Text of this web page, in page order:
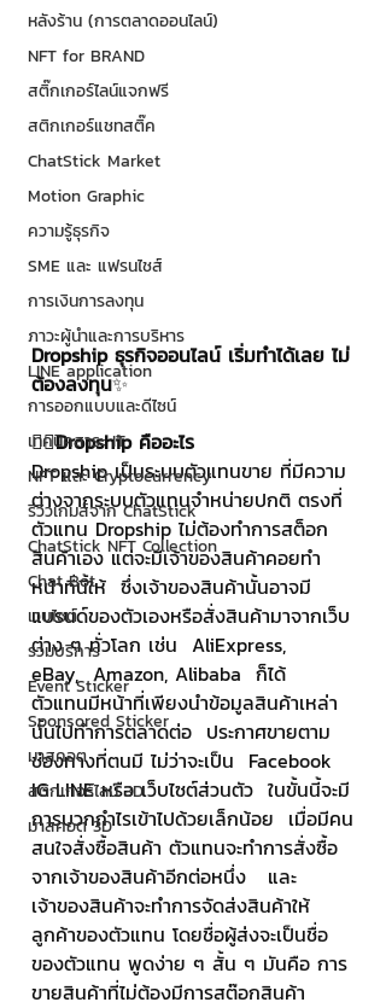
หลังร้าน (การตลาดออนไลน์)
NFT for BRAND
สติ๊กเกอร์ไลน์แจกฟรี
สติกเกอร์แชทสติ๊ค
ChatStick Market
Motion Graphic
ความรู้ธุรกิจ
SME และ แฟรนไชส์
การเงินการลงทุน
ภาวะผู้นำและการบริหาร
LINE application
การออกแบบและดีไซน์
เทคนิคสาระ IT
NFT และ Cryptocurrency
รีวิวเกมส์จาก ChatStick
ChatStick NFT Collection
Chat Bot
เวบไซต์
รวมบริการ
Event Sticker
Sponsored Sticker
มาสคอต
สติกเกอร์ไลน์ 3D
มาสคอต 3D
Dropship ธุรกิจออนไลน์ เริ่มทำได้เลย ไม่
ต้องลงทุน✨
👉🏻Dropship คืออะไร
Dropship เป็นระบบตัวแทนขาย ที่มีความ
ต่างจากระบบตัวแทนจำหน่ายปกติ ตรงที่
ตัวแทน Dropship ไม่ต้องทำการสต็อก
สินค้าเอง แต่จะมีเจ้าของสินค้าคอยทำ
หน้าที่นี้ให้  ซึ่งเจ้าของสินค้านั้นอาจมี
แบรนด์ของตัวเองหรือสั่งสินค้ามาจากเว็บ
ต่าง ๆ ทั่วโลก เช่น  AliExpress,
eBay,  Amazon, Alibaba  ก็ได้
ตัวแทนมีหน้าที่เพียงนำข้อมูลสินค้าเหล่า
นั้นไปทำการตลาดต่อ  ประกาศขายตาม
ช่องทางที่ตนมี ไม่ว่าจะเป็น  Facebook
IG LINE หรือ เว็บไซต์ส่วนตัว  ในขั้นนี้จะมี
การบวกกำไรเข้าไปด้วยเล็กน้อย  เมื่อมีคน
สนใจสั่งซื้อสินค้า ตัวแทนจะทำการสั่งซื้อ
จากเจ้าของสินค้าอีกต่อหนึ่ง   และ
เจ้าของสินค้าจะทำการจัดส่งสินค้าให้
ลูกค้าของตัวแทน โดยชื่อผู้ส่งจะเป็นชื่อ
ของตัวแทน พูดง่าย ๆ สั้น ๆ มันคือ การ
ขายสินค้าที่ไม่ต้องมีการสต๊อกสินค้า